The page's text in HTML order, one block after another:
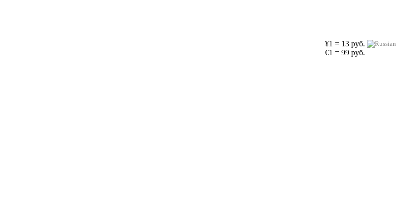
¥1 = 13 руб.
€1 = 99 руб.